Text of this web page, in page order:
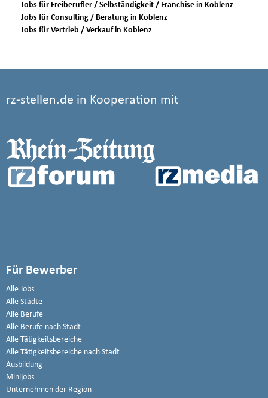
Jobs für Freiberufler / Selbständigkeit / Franchise in Koblenz
Jobs für Consulting / Beratung in Koblenz
Jobs für Vertrieb / Verkauf in Koblenz
rz-stellen.de in Kooperation mit
Für Bewerber
Alle Jobs
Alle Städte
Alle Berufe
Alle Berufe nach Stadt
Alle Tätigkeitsbereiche
Alle Tätigkeitsbereiche nach Stadt
Ausbildung
Minijobs
Unternehmen der Region